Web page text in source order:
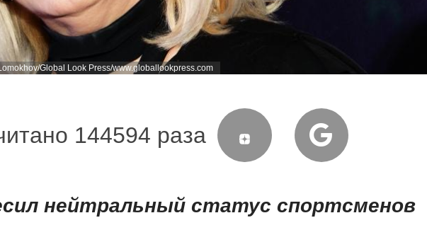
Global Look Press/www.globallookpress.com
144594 раза
нейтральный статус спортсменов